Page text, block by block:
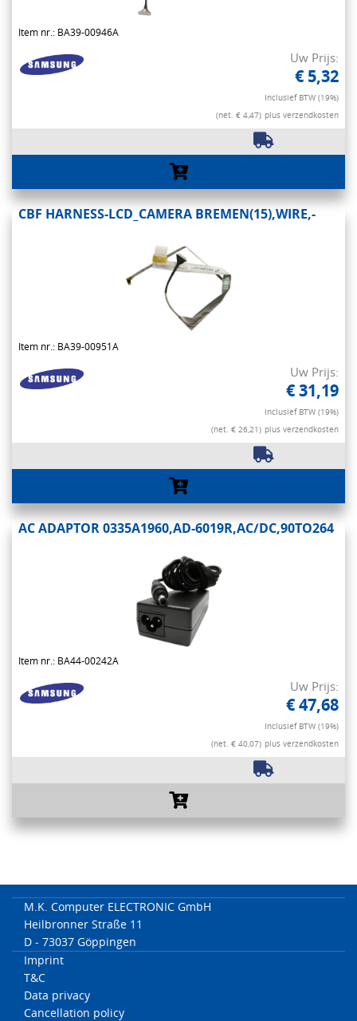
Item nr.: BA39-00946A
Uw Prijs:
€ 5,32
Inclusief BTW (19%)
(net. € 4,47) plus verzendkosten
CBF HARNESS-LCD_CAMERA BREMEN(15),WIRE,-
Item nr.: BA39-00951A
Uw Prijs:
€ 31,19
Inclusief BTW (19%)
(net. € 26,21) plus verzendkosten
AC ADAPTOR 0335A1960,AD-6019R,AC/DC,90TO264
Item nr.: BA44-00242A
Uw Prijs:
€ 47,68
Inclusief BTW (19%)
(net. € 40,07) plus verzendkosten
M.K. Computer ELECTRONIC GmbH
Heilbronner Straße 11
D - 73037 Göppingen
Imprint
T&C
Data privacy
Cancellation policy